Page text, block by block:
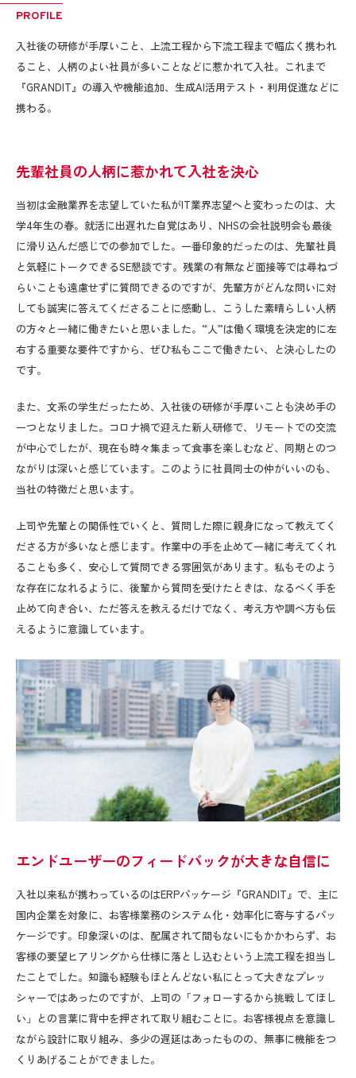
PROFILE
入社後の研修が手厚いこと、上流工程から下流工程まで幅広く携われ
ること、人柄のよい社員が多いことなどに惹かれて入社。これまで
『GRANDIT』の導入や機能追加、生成AI活用テスト・利用促進などに
携わる。
先輩社員の人柄に惹かれて入社を決心
当初は金融業界を志望していた私がIT業界志望へと変わったのは、大
学4年生の春。就活に出遅れた自覚はあり、 NHSの会社説明会も最後
に滑り込んだ感じでの参加でした。一番印象的だったのは、先輩社員
と気軽にトークできるSE懇談です。残業の有無など面接等では尋ねづ
らいことも遠慮せずに質問できるのですが、先輩方がどんな問いに対
しても誠実に答えてくださることに感動し、こうした素晴らしい人柄
の方々と一緒に働きたいと思いました。 “人”は働く環境を決定的に左
右する重要な要件ですから、ぜひ私もここで働きたい、と決心したの
です。
また、文系の学生だったため、入社後の研修が手厚いことも決め手の
一つとなりました。コロナ禍で迎えた新人研修で、リモートでの交流
が中心でしたが、現在も時々集まって食事を楽しむなど、同期とのつ
ながりは深いと感じています。このように社員同士の仲がいいのも、
当社の特徴だと思います。
上司や先輩との関係性でいくと、質問した際に親身になって教えてく
ださる方が多いなと感じます。 作業中の手を止めて一緒に考えてくれ
ることも多く、安心して質問できる雰囲気があります。私もそのよう
な存在になれるように、後輩から質問を受けたときは、なるべく手を
止めて向き合い、ただ答えを教えるだけでなく、考え方や調べ方も伝
えるように意識しています。
エンドユーザーのフィードバックが大きな自信に
入社以来私が携わっているのはERPパッケージ『GRANDIT 』で、主に
国内企業を対象に、お客様業務のシステム化・効率化に寄与するパッ
ケージです。印象深いのは、配属されて間もないにもかかわらず、お
客様の要望ヒアリングから仕様に落とし込むという上流工程を担当し
たことでした。知識も経験もほとんどない私にとって大きなプレッ
シャーではあったのですが、上司の「フォローするから挑戦してほし
い」との言葉に背中を押されて取り組むことに。お客様視点を意識し
ながら設計に取り組み、多少の遅延はあったものの、無事に機能をつ
くりあげることができました。